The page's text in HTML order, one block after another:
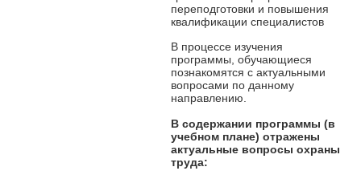
переподготовки и повышения
квалификации специалистов
В процессе изучения
программы, обучающиеся
познакомятся с актуальными
вопросами по данному
направлению.
В содержании программы (в
учебном плане) отражены
актуальные вопросы охраны
труда: